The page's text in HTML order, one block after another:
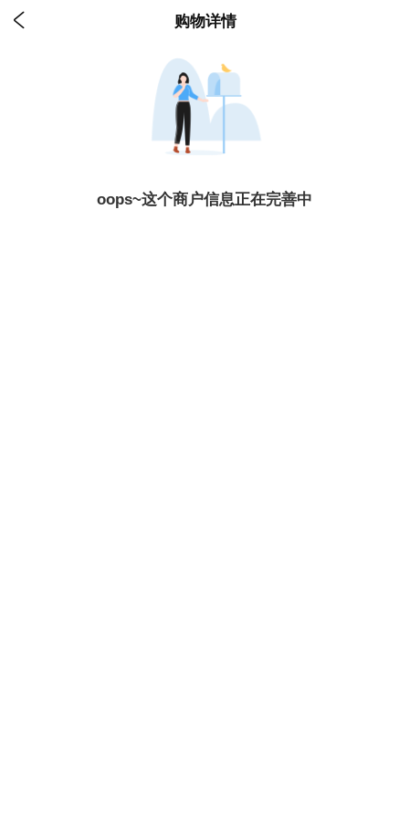
 购物详情
oops~这个商户信息正在完善中